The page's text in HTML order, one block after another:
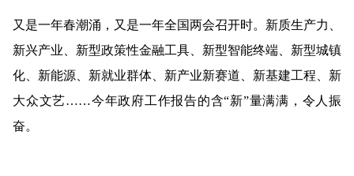
又是一年春潮涌，又是一年全国两会召开时。新质生产力、
新兴产业、新型政策性金融工具、新型智能终端、新型城镇
化、新能源、新就业群体、新产业新赛道、新基建工程、新
大众文艺……今年政府工作报告的含“新”量满满，令人振
奋。